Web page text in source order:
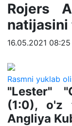
Rojers
natijasini
16.05.2021
Rasmni yuklab
"Lester"
(1:0), o'z
Angliya